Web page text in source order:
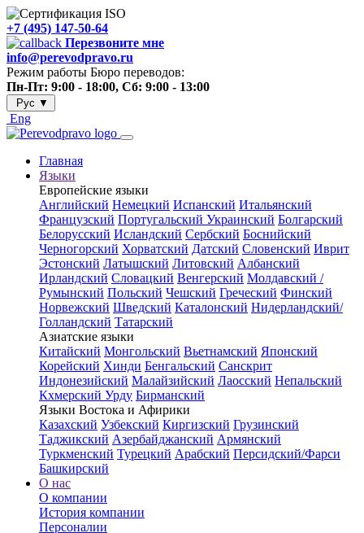
+7 (495) 147-50-64
Перезвоните мне
info@perevodpravo.ru
Режим работы Бюро переводов:
Пн-Пт: 9:00 - 18:00, Сб: 9:00 - 13:00
Рус ▼
Eng
Главная
Языки
Европейские языки
Английский Немецкий Испанский Итальянский
Французский Португальский Украинский Болгарский
Белорусский Исландский Сербский Боснийский
Черногорский Хорватский Датский Словенский Иврит
Эстонский Латышский Литовский Албанский
Ирландский Словацкий Венгерский Молдавский /
Румынский Польский Чешский Греческий Финский
Норвежский Шведский Каталонский Нидерландский/
Голландский Татарский
Азиатские языки
Китайский Монгольский Вьетнамский Японский
Корейский Хинди Бенгальский Санскрит
Индонезийский Малайзийский Лаосский Непальский
Кхмерский Урду Бирманский
Языки Востока и Афирики
Казахский Узбекский Киргизский Грузинский
Таджикский Азербайджанский Армянский
Туркменский Турецкий Арабский Персидский/Фарси
Башкирский
О нас
О компании
История компании
Персоналии